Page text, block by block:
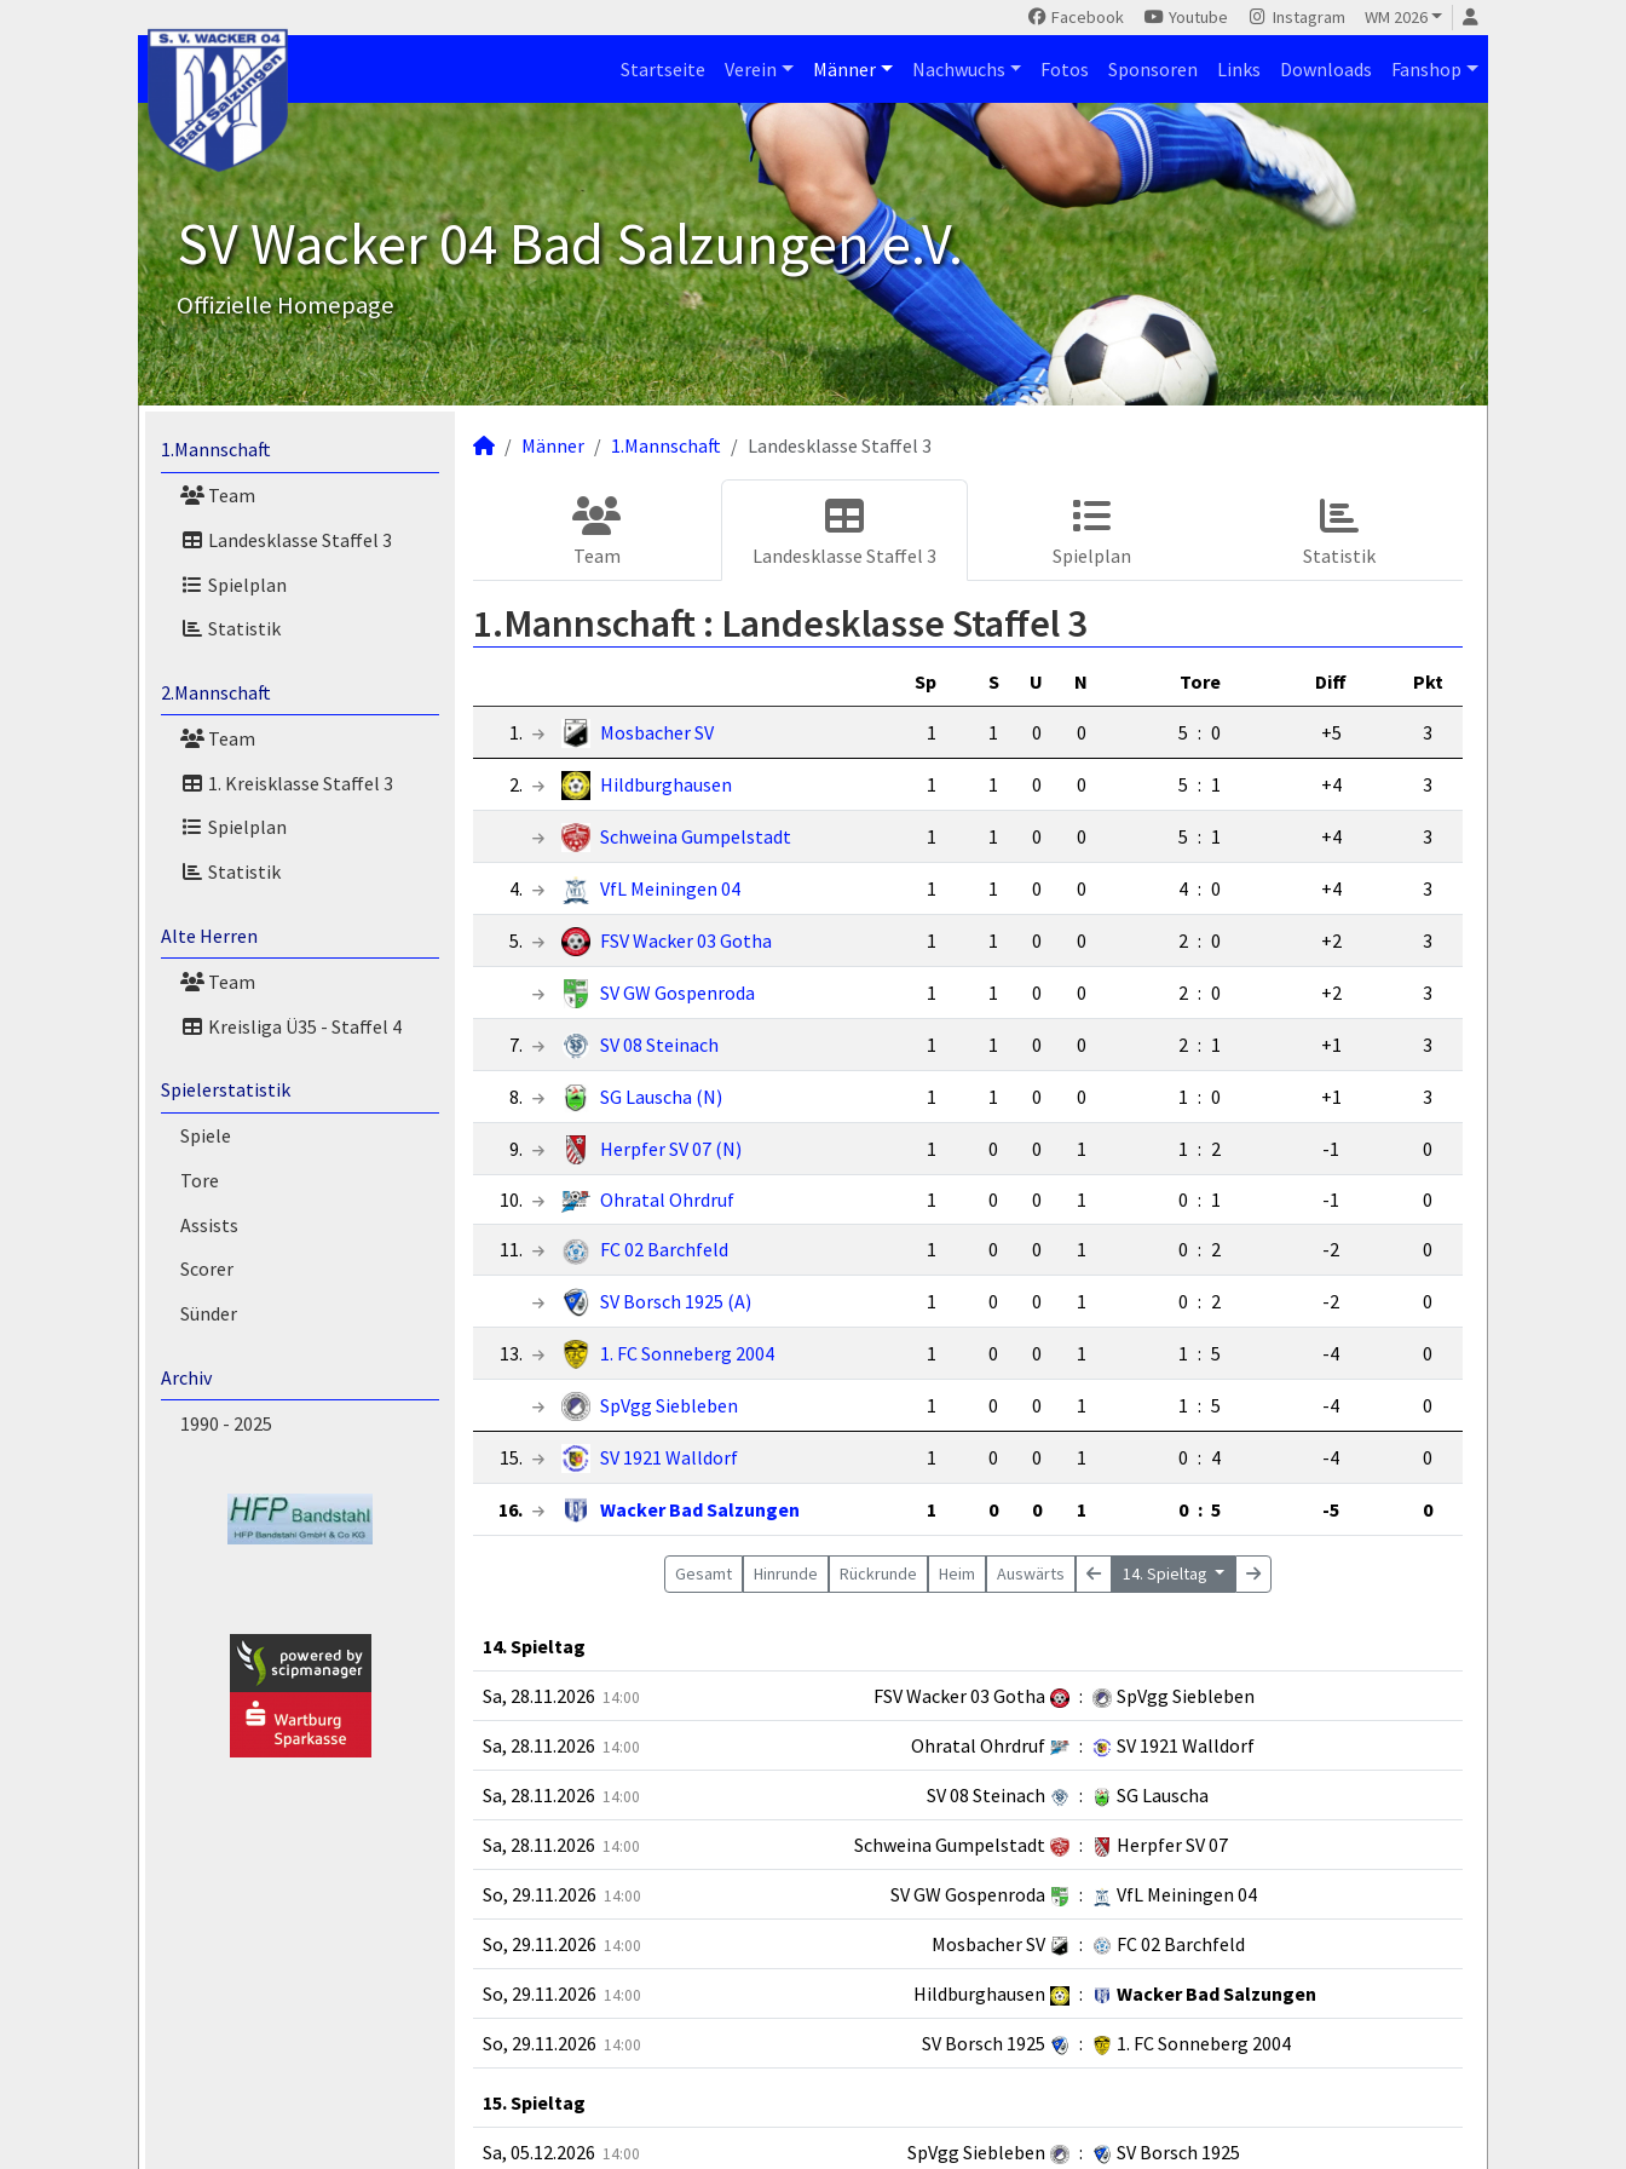
Facebook Youtube Instagram WM 2026
Startseite Verein Männer Nachwuchs Fotos Sponsoren Links Downloads Fanshop
SV Wacker 04 Bad Salzungen e.V.
Offizielle Homepage
1.Mannschaft
Team
Landesklasse Staffel 3
Spielplan
Statistik
2.Mannschaft
Team
1. Kreisklasse Staffel 3
Spielplan
Statistik
Alte Herren
Team
Kreisliga Ü35 - Staffel 4
Spielerstatistik
Spiele
Tore
Assists
Scorer
Sünder
Archiv
1990 - 2025
Männer 1.Mannschaft Landesklasse Staffel 3
Team Landesklasse Staffel 3 Spielplan Statistik
1.Mannschaft : Landesklasse Staffel 3
Sp S U N Tore Diff Pkt
1. Mosbacher SV 1 1 0 0 5 : 0 +5 3
2. Hildburghausen 1 1 0 0 5 : 1 +4 3
Schweina Gumpelstadt 1 1 0 0 5 : 1 +4 3
4. VfL Meiningen 04 1 1 0 0 4 : 0 +4 3
5. FSV Wacker 03 Gotha 1 1 0 0 2 : 0 +2 3
SV GW Gospenroda 1 1 0 0 2 : 0 +2 3
7. SV 08 Steinach 1 1 0 0 2 : 1 +1 3
8. SG Lauscha (N) 1 1 0 0 1 : 0 +1 3
9. Herpfer SV 07 (N) 1 0 0 1 1 : 2 -1 0
10. Ohratal Ohrdruf 1 0 0 1 0 : 1 -1 0
11. FC 02 Barchfeld 1 0 0 1 0 : 2 -2 0
SV Borsch 1925 (A) 1 0 0 1 0 : 2 -2 0
13. 1. FC Sonneberg 2004 1 0 0 1 1 : 5 -4 0
SpVgg Siebleben 1 0 0 1 1 : 5 -4 0
15. SV 1921 Walldorf 1 0 0 1 0 : 4 -4 0
16. Wacker Bad Salzungen 1 0 0 1 0 : 5 -5 0
Gesamt Hinrunde Rückrunde Heim Auswärts 14. Spieltag
14. Spieltag
Sa, 28.11.2026 14:00 FSV Wacker 03 Gotha : SpVgg Siebleben
Sa, 28.11.2026 14:00 Ohratal Ohrdruf : SV 1921 Walldorf
Sa, 28.11.2026 14:00 SV 08 Steinach : SG Lauscha
Sa, 28.11.2026 14:00 Schweina Gumpelstadt : Herpfer SV 07
So, 29.11.2026 14:00 SV GW Gospenroda : VfL Meiningen 04
So, 29.11.2026 14:00 Mosbacher SV : FC 02 Barchfeld
So, 29.11.2026 14:00 Hildburghausen : Wacker Bad Salzungen
So, 29.11.2026 14:00 SV Borsch 1925 : 1. FC Sonneberg 2004
15. Spieltag
Sa, 05.12.2026 14:00 SpVgg Siebleben : SV Borsch 1925